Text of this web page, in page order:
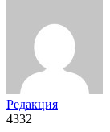
Редакция
4332